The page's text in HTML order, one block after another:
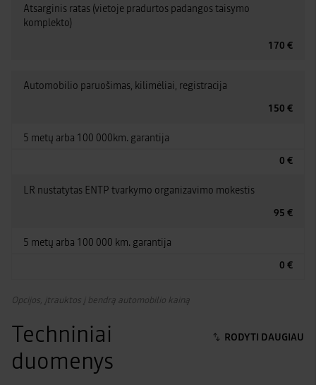
Atsarginis ratas (vietoje pradurtos padangos taisymo
komplekto)
170 €
Automobilio paruošimas, kilimėliai, registracija
150 €
5 metų arba 100 000km. garantija
0 €
LR nustatytas ENTP tvarkymo organizavimo mokestis
95 €
5 metų arba 100 000 km. garantija
0 €
Opcijos, įtrauktos į bendrą automobilio kainą
Techniniai
duomenys